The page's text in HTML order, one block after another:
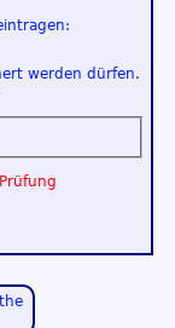
werden dürfen.